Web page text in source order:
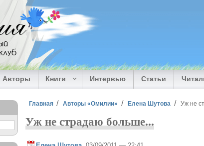
Авторы Книги Интервью Статьи
Вы здесь
Главная Авторы «Омилии» Елена Шутова Уж не
Уж не страдаю больше...